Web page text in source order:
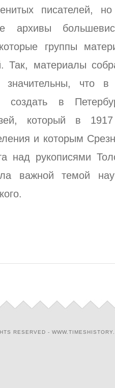
писателей,
группы
Так, материалы
значительны, что
в
который в
и которым
над рукописями
важной темой
RESERVED -